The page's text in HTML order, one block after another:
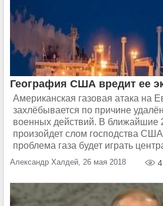
География США вредит ее
Американская газовая атака на
захлёбывается по причине
военных действий. В ближайшие
произойдет слом господства
проблема газа будет играть
Александр Халдей, 26 мая 2018